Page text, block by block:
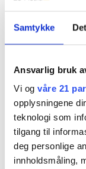
Samtykke
Ansvarlig bruk
Vi og våre 21
opplysningene
teknologi som
tilgang til
deg personlige
innholdsmåling,
nav Nyheter
Del artikkel
Nå:5